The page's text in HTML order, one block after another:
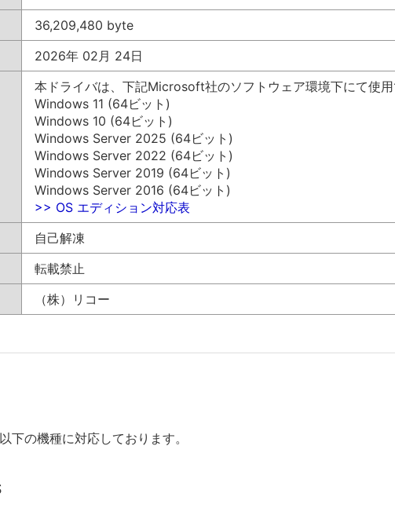
36,209,480 byte
2026年 02月 24日
本ドライバは、下記Microsoft社のソフトウェア環境下にて使用
Windows 11 (64ビット)
Windows 10 (64ビット)
Windows Server 2025 (64ビット)
Windows Server 2022 (64ビット)
Windows Server 2019 (64ビット)
Windows Server 2016 (64ビット)
>> OS エディション対応表
自己解凍
転載禁止
（株）リコー
下の機種に対応しております。